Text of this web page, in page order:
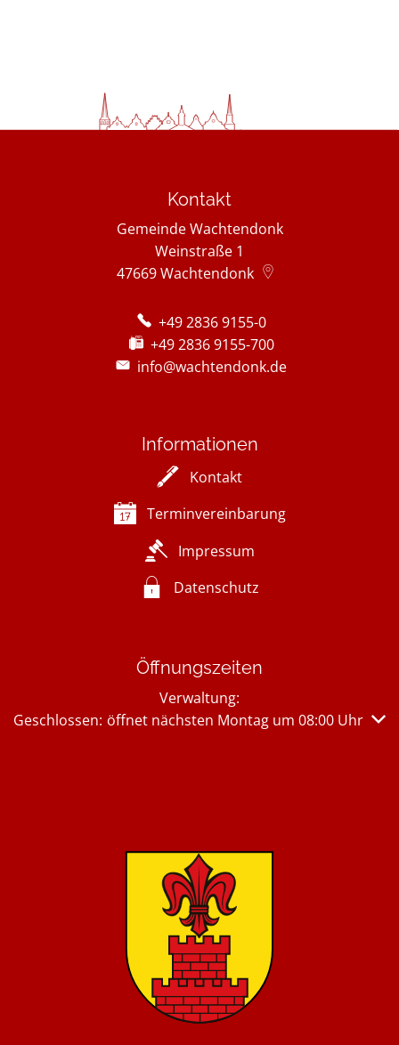
Kontakt
Gemeinde Wachtendonk
Weinstraße 1
47669Wachtendonk
+49 2836 9155-0
+49 2836 9155-700
info@wachtendonk.de
Informationen
Kontakt
Terminvereinbarung
Impressum
Datenschutz
Öffnungszeiten
Verwaltung:
Klicken, um weitere Öffnungs- oder Schließzeiten
Geschlossen: öffnet nächsten Montag um 08:00 Uhr